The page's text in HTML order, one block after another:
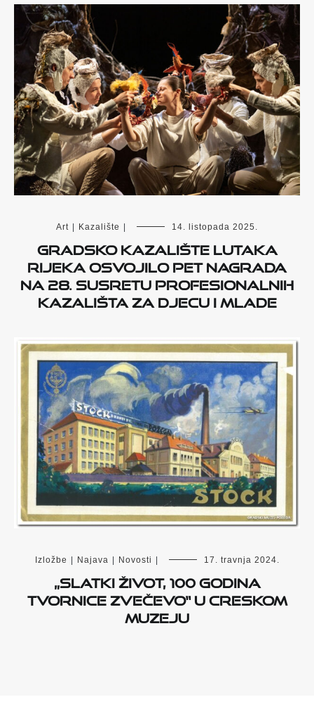
Art Kazalište 14. listopada 2025.
GRADSKO KAZALIŠTE LUTAKA
RIJEKA OSVOJILO PET NAGRADA
NA 28. SUSRETU PROFESIONALNIH
KAZALIŠTA ZA DJECU I MLADE
Izložbe Najava Novosti 17. travnja 2024.
„Slatki život, 100 godina
tvornice Zvečevo“ u Creskom
muzeju